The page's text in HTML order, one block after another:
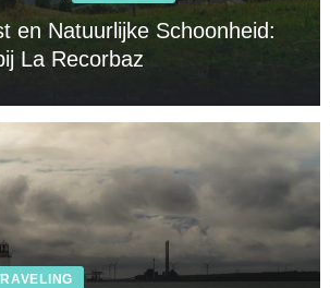
en Natuurlijke Schoonheid:
La Recorbaz